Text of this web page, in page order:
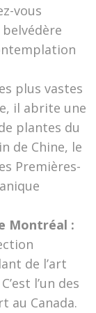
vous
plus vastes
il abrite une
plantes du
de Chine, le
Premières-
Montréal :
de l’art
l’un des
au Canada.